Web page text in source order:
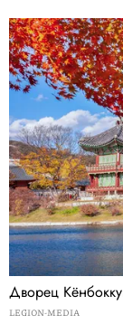
Дворец
LEGION-MEDIA